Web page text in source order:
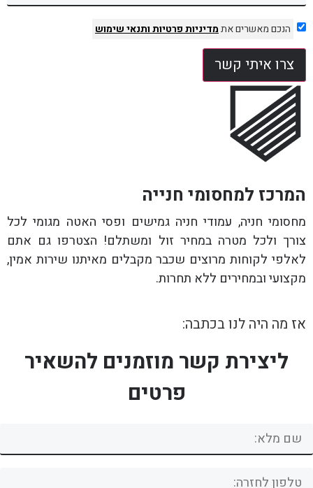
הנכם מאשרים אתמדיניות פרטיותותנאי שימוש
צרו איתי קשר
המרכז למחסומי חנייה
מחסומי חניה, עמודי חניה גמישים ופסי האטה מגומי לכל
צורך ולכל מטרה במחיר זול ומשתלם! הצטרפו גם אתם
לאלפי לקוחות מרוצים שכבר מקבלים מאיתנו שירות אמין,
מקצועי ובמחירים ללא תחרות.
אז מה היה לנו בכתבה:
ליצירת קשר מוזמנים להשאיר
פרטים